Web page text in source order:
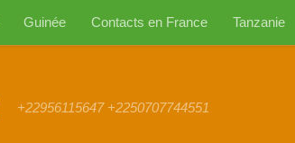
Guinée Contacts en France Tanzanie
+22956115647 +2250707744551